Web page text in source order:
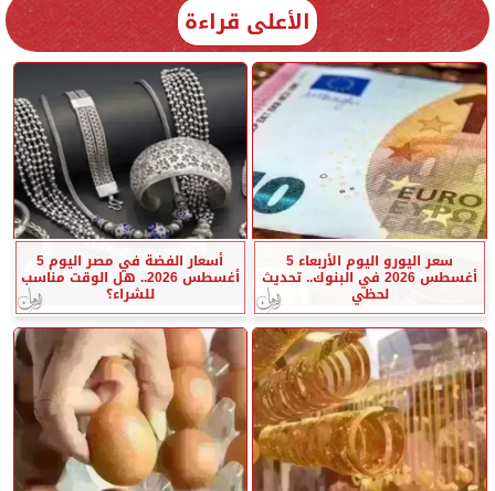
الأعلى قراءة
سعر اليورو اليوم الأربعاء 5
أغسطس 2026 في البنوك.. تحديث
لحظي
أسعار الفضة في مصر اليوم 5
أغسطس 2026.. هل الوقت مناسب
للشراء؟